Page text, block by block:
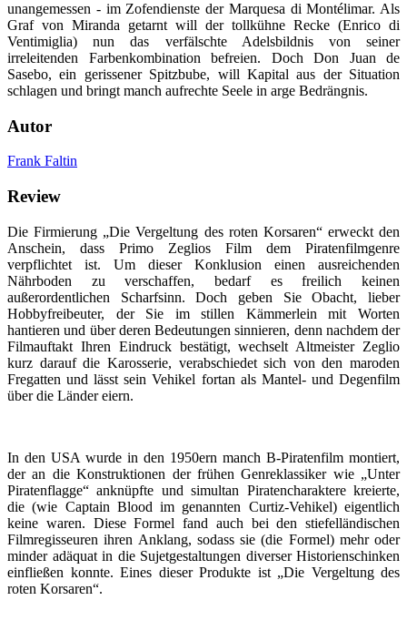
unangemessen - im Zofendienste der Marquesa di Montélimar. Als
Graf von Miranda getarnt will der tollkühne Recke (Enrico di
Ventimiglia) nun das verfälschte Adelsbildnis von seiner
irreleitenden Farbenkombination befreien. Doch Don Juan de
Sasebo, ein gerissener Spitzbube, will Kapital aus der Situation
schlagen und bringt manch aufrechte Seele in arge Bedrängnis.
Autor
Frank Faltin
Review
Die Firmierung „Die Vergeltung des roten Korsaren“ erweckt den
Anschein, dass Primo Zeglios Film dem Piratenfilmgenre
verpflichtet ist. Um dieser Konklusion einen ausreichenden
Nährboden zu verschaffen, bedarf es freilich keinen
außerordentlichen Scharfsinn. Doch geben Sie Obacht, lieber
Hobbyfreibeuter, der Sie im stillen Kämmerlein mit Worten
hantieren und über deren Bedeutungen sinnieren, denn nachdem der
Filmauftakt Ihren Eindruck bestätigt, wechselt Altmeister Zeglio
kurz darauf die Karosserie, verabschiedet sich von den maroden
Fregatten und lässt sein Vehikel fortan als Mantel- und Degenfilm
über die Länder eiern.
In den USA wurde in den 1950ern manch B-Piratenfilm montiert,
der an die Konstruktionen der frühen Genreklassiker wie „Unter
Piratenflagge“ anknüpfte und simultan Piratencharaktere kreierte,
die (wie Captain Blood im genannten Curtiz-Vehikel) eigentlich
keine waren. Diese Formel fand auch bei den stiefelländischen
Filmregisseuren ihren Anklang, sodass sie (die Formel) mehr oder
minder adäquat in die Sujetgestaltungen diverser Historienschinken
einfließen konnte. Eines dieser Produkte ist „Die Vergeltung des
roten Korsaren“.